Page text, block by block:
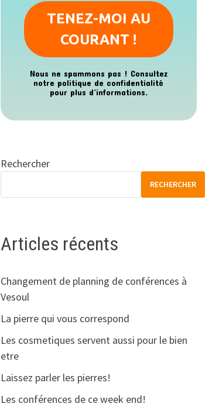
Nous ne spammons pas ! Consultez
notre politique de confidentialité
pour plus d’informations.
Rechercher
RECHERCHER
Articles récents
Changement de planning de conférences à
Vesoul
La pierre qui vous correspond
Les cosmetiques servent aussi pour le bien
etre
Laissez parler les pierres!
Les conférences de ce week end!